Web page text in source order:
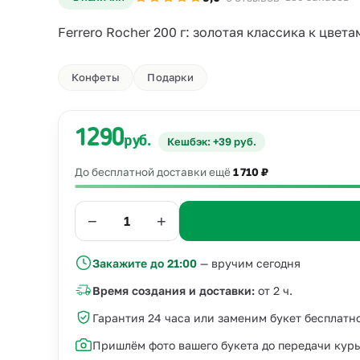
Ferrero Rocher 200 г: золотая классика к
Конфеты Подарки
1290руб. Кешбэк: +39 руб.
До бесплатной доставки ещё1 710 ₽
− +
Закажите до 21:00 — вручим сегодня
Время создания и доставки: от 2 ч.
Гарантия 24 часа или заменим букет
Пришлём фото вашего букета до передачи